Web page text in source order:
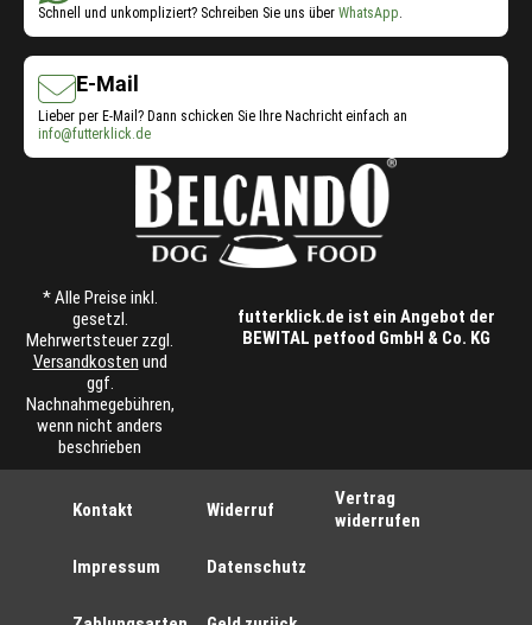
Schnell und unkompliziert? Schreiben Sie uns über WhatsApp
E-Mail
Lieber per E-Mail? Dann schicken Sie Ihre Nachricht einfach an
info@futterklick.de
* Alle Preise inkl.
gesetzl.
Mehrwertsteuer zzgl.
Versandkosten und
ggf.
Nachnahmegebühren,
wenn nicht anders
beschrieben
futterklick.de ist ein Angebot der
BEWITAL petfood GmbH & Co. KG
Kontakt
Impressum
Widerruf
Datenschutz
Vertrag
widerrufen